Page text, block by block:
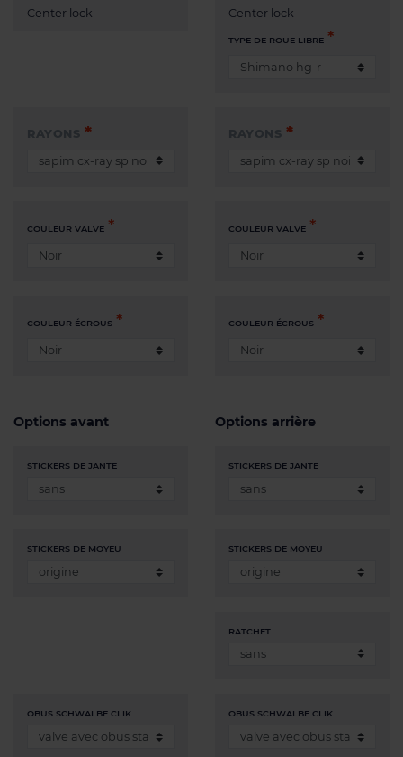
Center lock
RAYONS
COULEUR VALVE
COULEUR ÉCROUS
Center lock
TYPE DE ROUE LIBRE
RAYONS
COULEUR VALVE
COULEUR ÉCROUS
Options avant
STICKERS DE JANTE
STICKERS DE MOYEU
OBUS SCHWALBE CLIK
Options arrière
STICKERS DE JANTE
STICKERS DE MOYEU
RATCHET
OBUS SCHWALBE CLIK